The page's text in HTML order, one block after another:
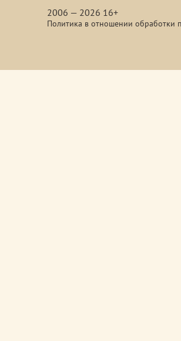
2006 — 2026 16+
Политика в отношении обработки